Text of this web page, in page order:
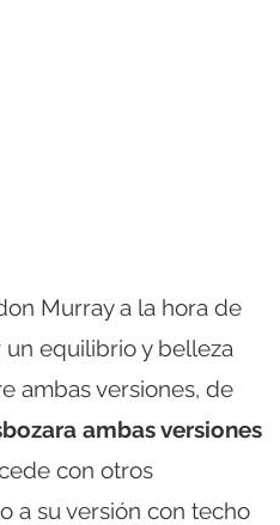
Murray a la hora de
un equilibrio y belleza
ambas versiones, de
ambas versiones
con otros
a su versión con techo